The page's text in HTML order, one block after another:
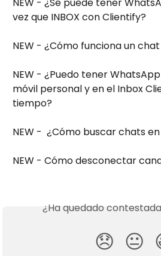
NEW - ¿Se puede tener
vez que INBOX con Clientify?
NEW - ¿Cómo funciona un
NEW - ¿Puedo tener
móvil personal y en el Inbox
tiempo?
NEW -  ¿Cómo buscar chats
NEW - Cómo desconectar
¿Ha quedado
😞 😐